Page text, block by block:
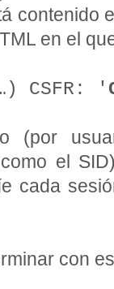
contenido
en el
CSFR: '
(por
el
cada
con